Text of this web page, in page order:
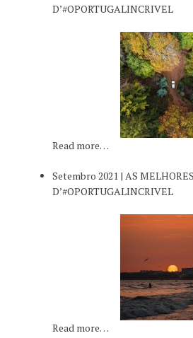
D’#OPORTUGALINCRIVEL
Read more…
Setembro 2021 | AS
D’#OPORTUGALINCRIVEL
Read more…